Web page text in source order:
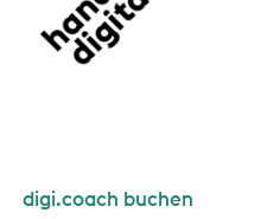
digi.coach buchen